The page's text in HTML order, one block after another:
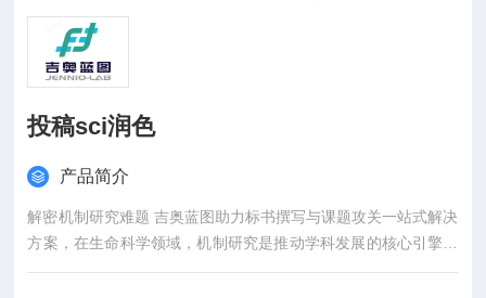
投稿sci润色
产品简介
解密机制研究难题 吉奥蓝图助力标书撰写与课题攻关一站式解决
方案，在生命科学领域，机制研究是推动学科发展的核心引擎。
然而，从创新课题设计到高质量标书撰写，从复杂实验实施到科